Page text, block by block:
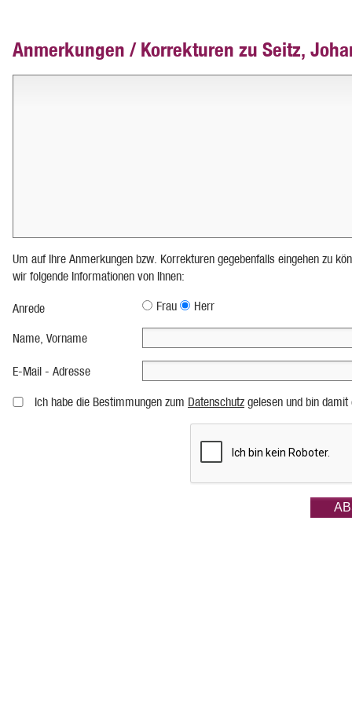
Anmerkungen / Korrekturen zu Seitz,
Um auf Ihre Anmerkungen bzw. Korrekturen gegebenfalls eingehen zu
wir folgende Informationen von Ihnen:
Anrede Frau Herr
Name, Vorname
E-Mail - Adresse
Ich habe die Bestimmungen zum Datenschutz gelesen und bin